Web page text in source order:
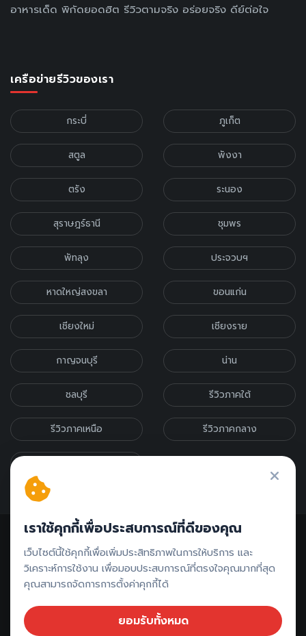
อาหารเด็ด พิกัดยอดฮิต รีวิวตามจริง อร่อยจริง ดีย์ต่อใจ
เครือข่ายรีวิวของเรา
กระบี่ ภูเก็ต
สตูล พังงา
ตรัง ระนอง
สุราษฎร์ธานี ชุมพร
พัทลุง ประจวบฯ
หาดใหญ่สงขลา ขอนแก่น
เชียงใหม่ เชียงราย
กาญจนบุรี น่าน
ชลบุรี รีวิวภาคใต้
รีวิวภาคเหนือ รีวิวภาคกลาง
ติดต่อรีวิว // ลงโฆษณา
เราใช้คุกกี้เพื่อประสบการณ์ที่ดีของคุณ
เว็บไซต์นี้ใช้คุกกี้เพื่อเพิ่มประสิทธิภาพในการให้บริการ และ
วิเคราะห์การใช้งาน เพื่อมอบประสบการณ์ที่ตรงใจคุณมากที่สุด
คุณสามารถจัดการการตั้งค่าคุกกี้ได้
ยอมรับทั้งหมด